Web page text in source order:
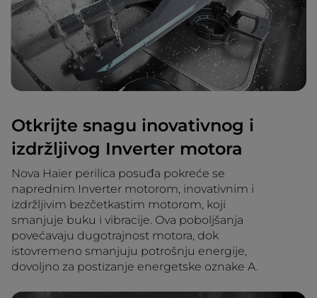
Otkrijte snagu inovativnog i
izdržljivog Inverter motora
Nova Haier perilica posuđa pokreće se
naprednim Inverter motorom, inovativnim i
izdržljivim bezčetkastim motorom, koji
smanjuje buku i vibracije. Ova poboljšanja
povećavaju dugotrajnost motora, dok
istovremeno smanjuju potrošnju energije,
dovoljno za postizanje energetske oznake A.